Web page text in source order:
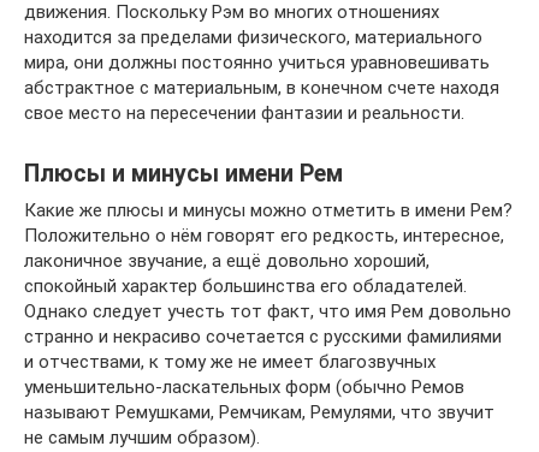
движения. Поскольку Рэм во многих отношениях
находится за пределами физического, материального
мира, они должны постоянно учиться уравновешивать
абстрактное с материальным, в конечном счете находя
свое место на пересечении фантазии и реальности.
Плюсы и минусы имени Рем
Какие же плюсы и минусы можно отметить в имени Рем?
Положительно о нём говорят его редкость, интересное,
лаконичное звучание, а ещё довольно хороший,
спокойный характер большинства его обладателей.
Однако следует учесть тот факт, что имя Рем довольно
странно и некрасиво сочетается с русскими фамилиями
и отчествами, к тому же не имеет благозвучных
уменьшительно-ласкательных форм (обычно Ремов
называют Ремушками, Ремчикам, Ремулями, что звучит
не самым лучшим образом).